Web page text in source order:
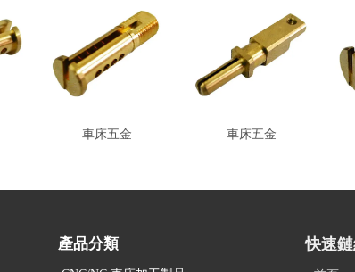
車床五金 車床五金
產品分類 快速